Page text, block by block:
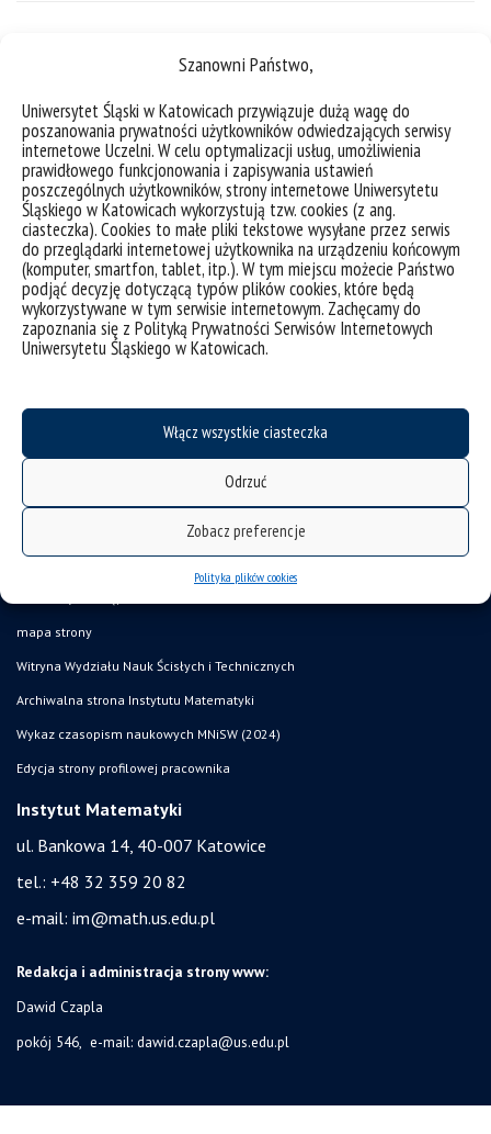
Szanowni Państwo,
Uniwersytet Śląski w Katowicach przywiązuje dużą wagę do
poszanowania prywatności użytkowników odwiedzających serwisy
internetowe Uczelni. W celu optymalizacji usług, umożliwienia
prawidłowego funkcjonowania i zapisywania ustawień
poszczególnych użytkowników, strony internetowe Uniwersytetu
Śląskiego w Katowicach wykorzystują tzw. cookies (z ang.
ciasteczka). Cookies to małe pliki tekstowe wysyłane przez serwis
do przeglądarki internetowej użytkownika na urządzeniu końcowym
(komputer, smartfon, tablet, itp.). W tym miejscu możecie Państwo
podjąć decyzję dotyczącą typów plików cookies, które będą
wykorzystywane w tym serwisie internetowym. Zachęcamy do
zapoznania się z Polityką Prywatności Serwisów Internetowych
Uniwersytetu Śląskiego w Katowicach.
Włącz wszystkie ciasteczka
Odrzuć
Zobacz preferencje
Polityka plików cookies
CV
Plan zajęć
Publikacje
mapa strony
Witryna Wydziału Nauk Ścisłych i Technicznych
Archiwalna strona Instytutu Matematyki
Wykaz czasopism naukowych MNiSW (2024)
Edycja strony profilowej pracownika
Instytut Matematyki
ul. Bankowa 14, 40-007 Katowice
tel.: +48 32 359 20 82
e-mail: im@math.us.edu.pl
Redakcja i administracja strony www:
Dawid Czapla
pokój 546, e-mail: dawid.czapla@us.edu.pl